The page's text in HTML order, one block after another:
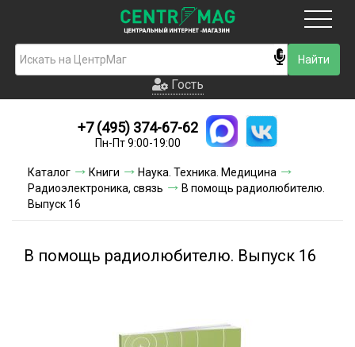
Гость
Новинки
Условия доставки
Гость
+7 (495) 374-67-62
Пн-Пт 9:00-19:00
Каталог Книги
Наука. Техника. Медицина
Радиоэлектроника, связь
В помощь радиолюбителю.
Выпуск 16
В помощь радиолюбителю. Выпуск 16